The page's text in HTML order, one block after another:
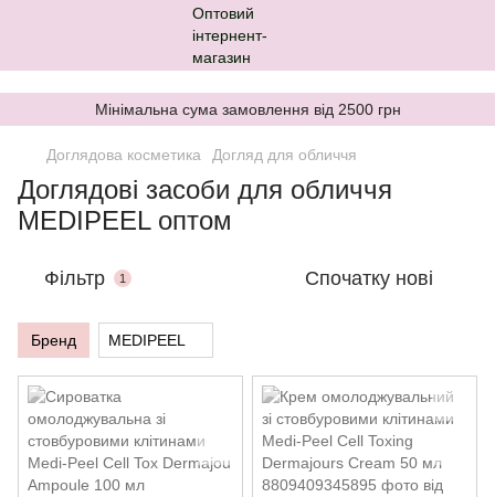
Мінімальна сума замовлення від 2500 грн
Доглядова косметика Догляд для обличчя
Доглядові засоби для обличчя
MEDIPEEL оптом
Фільтр 1 Спочатку нові
Бренд MEDIPEEL